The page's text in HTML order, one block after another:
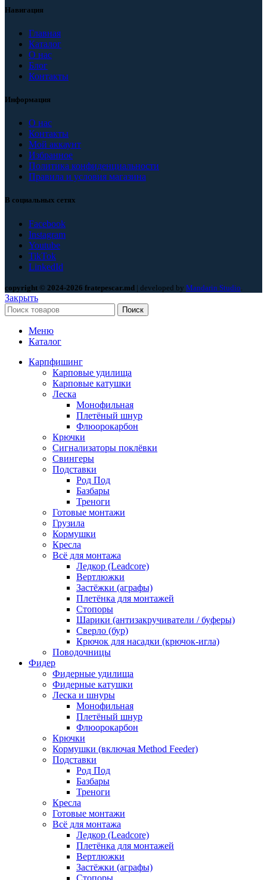
Навигация
Главная
Каталог
О нас
Блог
Контакты
Информация
О нас
Контакты
Мой аккаунт
Избранное
Политика конфиденциальности
Правила и условия магазина
В социальных сетях
Facebook
Instagram
Youtube
TikTok
LinkedId
copyright © 2024-2026 fratepescar.md | developed by Mandarin Studio
Закрыть
Поиск
Меню
Каталог
Карпфишинг
Карповые удилища
Карповые катушки
Леска
Монофильная
Плетёный шнур
Флюорокарбон
Крючки
Сигнализаторы поклёвки
Свингеры
Подставки
Род Под
Базбары
Треноги
Готовые монтажи
Грузила
Кормушки
Кресла
Всё для монтажа
Ледкор (Leadcore)
Вертлюжки
Застёжки (аграфы)
Плетёнка для монтажей
Стопоры
Шарики (антизакручиватели / буферы)
Сверло (бур)
Крючок для насадки (крючок-игла)
Поводочницы
Фидер
Фидерные удилища
Фидерные катушки
Леска и шнуры
Монофильная
Плетёный шнур
Флюорокарбон
Крючки
Кормушки (включая Method Feeder)
Подставки
Род Под
Базбары
Треноги
Кресла
Готовые монтажи
Всё для монтажа
Ледкор (Leadcore)
Плетёнка для монтажей
Вертлюжки
Застёжки (аграфы)
Стопоры